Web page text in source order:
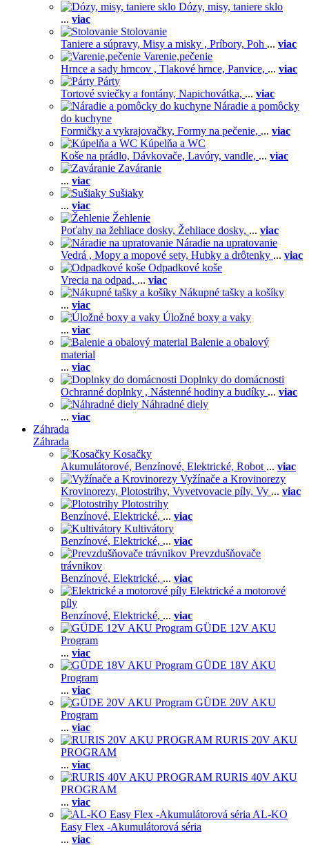
Dózy, misy, taniere sklo
... viac
Stolovanie
Taniere a súpravy, Misy a misky , Príbory, Poh ... viac
Varenie,pečenie
Hrnce a sady hrncov , Tlakové hrnce, Panvice, ... viac
Párty
Tortové sviečky a fontány, Napichovátka, ... viac
Náradie a pomôcky
do kuchyne
Formičky a vykrajovačky, Formy na pečenie, ... viac
Kúpelňa a WC
Koše na prádlo, Dávkovače, Lavóry, vandle, ... viac
Zaváranie
... viac
Sušiaky
... viac
Žehlenie
Poťahy na žehliace dosky, Žehliace dosky, ... viac
Náradie na upratovanie
Vedrá , Mopy a mopové sety, Hubky a drôtenky ... viac
Odpadkové koše
Vrecia na odpad, ... viac
Nákupné tašky a košíky
... viac
Úložné boxy a vaky
... viac
Balenie a obalový
material
... viac
Doplnky do domácnosti
Ochranné doplnky , Nástenné hodiny a budíky ... viac
Náhradné diely
... viac
Záhrada
Záhrada
Kosačky
Akumulátorové, Benzínové, Elektrické, Robot ... viac
Vyžínače a Krovinorezy
Krovinorezy, Plotostrihy, Vyvetvovacie píly, Vy ... viac
Plotostrihy
Benzínové, Elektrické, ... viac
Kultivátory
Benzínové, Elektrické, ... viac
Prevzdušňovače
trávnikov
Benzínové, Elektrické, ... viac
Elektrické a motorové
píly
Benzínové, Elektrické, ... viac
GÜDE 12V AKU
Program
... viac
GÜDE 18V AKU
Program
... viac
GÜDE 20V AKU
Program
... viac
RURIS 20V AKU
PROGRAM
... viac
RURIS 40V AKU
PROGRAM
... viac
AL-KO
Easy Flex -Akumulátorová séria
... viac